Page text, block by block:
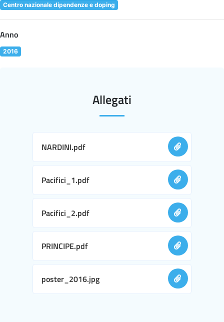
Centro nazionale dipendenze e doping
Anno
2016
Allegati
NARDINI.pdf
Pacifici_1.pdf
Pacifici_2.pdf
PRINCIPE.pdf
poster_2016.jpg